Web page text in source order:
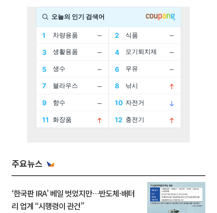
주요뉴스
‘한국판 IRA’ 베일 벗었지만…반도체·배터
리 업계 “시행령이 관건”